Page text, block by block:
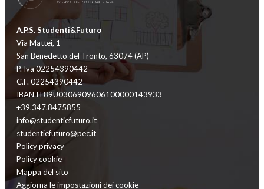
A.P.S. Studenti&Futuro
Via Mattei, 1
San Benedetto del Tronto, 63074 (AP)
P. Iva 02254390442
C.F. 02254390442
IBAN IT89U0306909606100000143933
+39.347.8475855
info@studentiefuturo.it
studentiefuturo@pec.it
Policy privacy
Policy cookie
Mappa del sito
Aggiorna le impostazioni dei cookie